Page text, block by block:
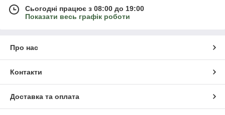
Сьогодні працює з 08:00 до 19:00
Показати весь графік роботи
Про нас
Контакти
Доставка та оплата